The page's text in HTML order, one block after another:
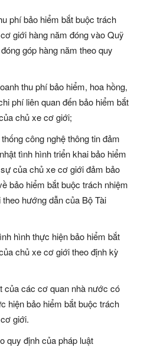
phí bảo hiểm bắt buộc trách
giới hàng năm đóng vào Quỹ
góp hàng năm theo quy
thu phí bảo hiểm, hoa hồng,
phí liên quan đến bảo hiểm bắt
chủ xe cơ giới;
công nghệ thông tin đảm
tình hình triển khai bảo hiểm
của chủ xe cơ giới đảm bảo
bảo hiểm bắt buộc trách nhiệm
hướng dẫn của Bộ Tài
hình thực hiện bảo hiểm bắt
chủ xe cơ giới theo định kỳ
của các cơ quan nhà nước có
hiện bảo hiểm bắt buộc trách
giới.
quy định của pháp luật